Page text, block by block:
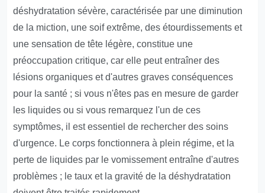
déshydratation sévère, caractérisée par une diminution
de la miction, une soif extrême, des étourdissements et
une sensation de tête légère, constitue une
préoccupation critique, car elle peut entraîner des
lésions organiques et d'autres graves conséquences
pour la santé ; si vous n'êtes pas en mesure de garder
les liquides ou si vous remarquez l'un de ces
symptômes, il est essentiel de rechercher des soins
d'urgence. Le corps fonctionnera à plein régime, et la
perte de liquides par le vomissement entraîne d'autres
problèmes ; le taux et la gravité de la déshydratation